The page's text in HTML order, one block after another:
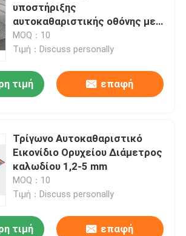
υποστήριξης
αυτοκαθαριστικής οθόνης με
λιγότερο σύρσιμο και
τυφλισμό
MOQ：10
Τιμή：Discuss personally
τιμή επαφή
Τρίγωνο Αυτοκαθαριστικό
Εικονίδιο Ορυχείου Διάμετρος
καλωδίου 1,2-5 mm
MOQ：10
Τιμή：Discuss personally
τιμή επαφή